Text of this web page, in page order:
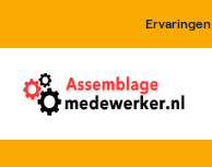
Ervaringen